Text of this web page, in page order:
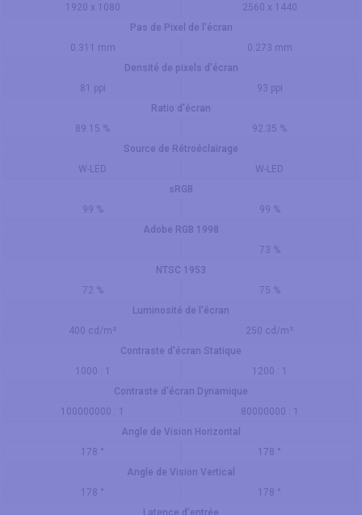
1920 x 1080
2560 x 1440
Pas de Pixel de l'écran
0.311 mm
0.273 mm
Densité de pixels d'écran
81 ppi
93 ppi
Ratio d'écran
89.15 %
92.35 %
Source de Rétroéclairage
W-LED
W-LED
sRGB
99 %
99 %
Adobe RGB 1998
73 %
NTSC 1953
72 %
75 %
Luminosité de l'écran
400 cd/m²
250 cd/m²
Contraste d'écran Statique
1000 : 1
1200 : 1
Contraste d'écran Dynamique
100000000 : 1
80000000 : 1
Angle de Vision Horizontal
178 °
178 °
Angle de Vision Vertical
178 °
178 °
Latence d'entrée